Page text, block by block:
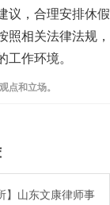
议，合理安排休假
照相关法律法规，
作环境。
点和立场。
】山东文康律师事